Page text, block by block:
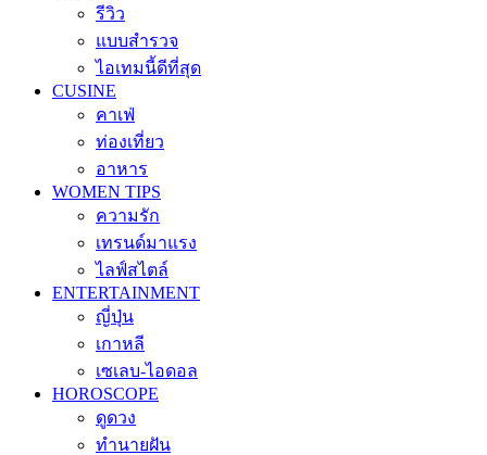
รีวิว
แบบสำรวจ
ไอเทมนี้ดีที่สุด
CUSINE
คาเฟ่
ท่องเที่ยว
อาหาร
WOMEN TIPS
ความรัก
เทรนด์มาแรง
ไลฟ์สไตล์
ENTERTAINMENT
ญี่ปุ่น
เกาหลี
เซเลบ-ไอดอล
HOROSCOPE
ดูดวง
ทำนายฝัน